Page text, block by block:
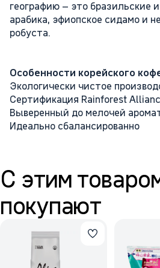
географию – это бразильские
арабика, эфиопское сидамо и
робуста.
Особенности корейского
Экологически чистое
Сертификация Rainforest
Выверенный до мелочей
Идеально сбалансированно
С этим
покупают